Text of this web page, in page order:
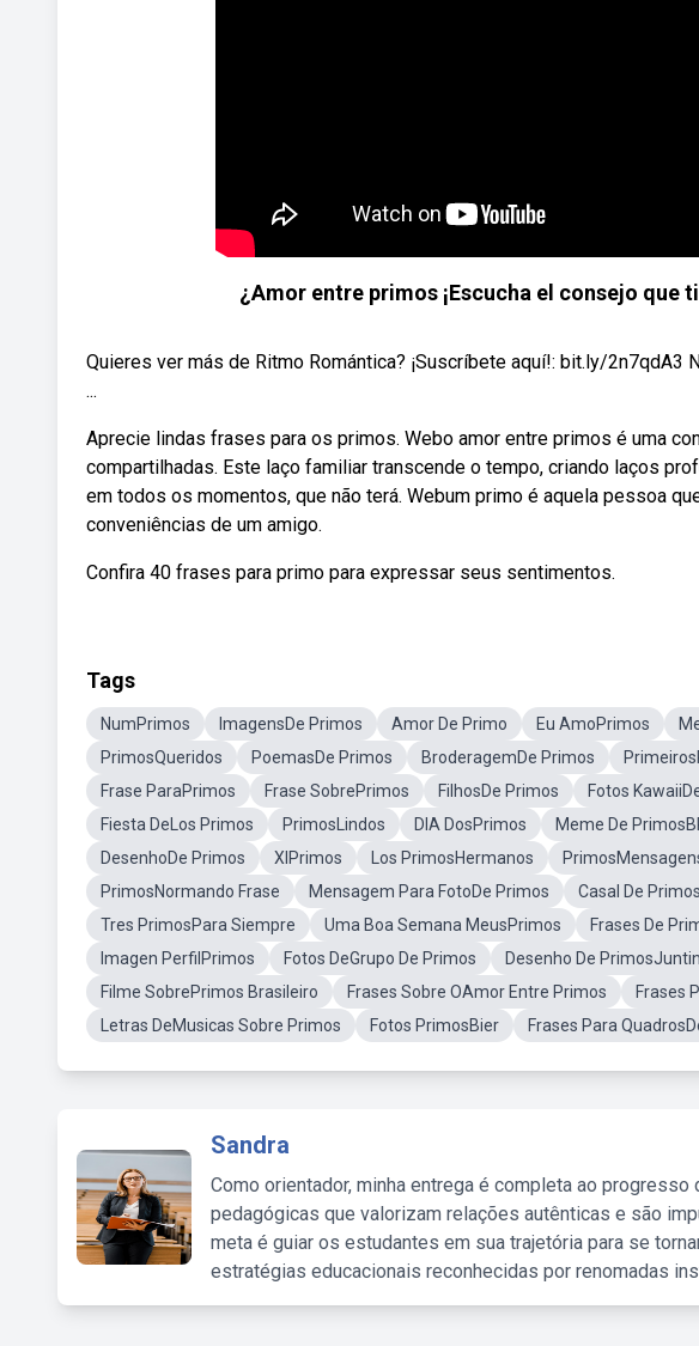
¿Amor entre primos ¡Escucha el consejo que
Quieres ver más de Ritmo Romántica? ¡Suscríbete aquí!: bit.ly/2n7qdA3
...
Aprecie lindas frases para os primos. Webo amor entre primos é uma
compartilhadas. Este laço familiar transcende o tempo, criando laços
em todos os momentos, que não terá. Webum primo é aquela pessoa
conveniências de um amigo.
Confira 40 frases para primo para expressar seus sentimentos.
Tags
NumPrimos ImagensDe Primos Amor De Primo Eu AmoPrimos
PrimosQueridos
PoemasDe Primos BroderagemDe Primos
Frase ParaPrimos
Frase SobrePrimos FilhosDe Primos Fotos
Fiesta DeLos Primos
PrimosLindos DIA DosPrimos Meme De
DesenhoDe Primos
XIPrimos Los PrimosHermanos
PrimosNormando Frase
Mensagem Para FotoDe Primos Casal De
Tres PrimosPara Siempre
Uma Boa Semana MeusPrimos Frases De
Imagen PerfilPrimos
Fotos DeGrupo De Primos Desenho De
Filme SobrePrimos Brasileiro
Frases Sobre OAmor Entre Primos Frases
Letras DeMusicas Sobre Primos
Fotos PrimosBier Frases Para
Sandra
Como orientador, minha entrega é completa ao
pedagógicas que valorizam relações autênticas e são
meta é guiar os estudantes em sua trajetória para se
estratégias educacionais reconhecidas por renomadas